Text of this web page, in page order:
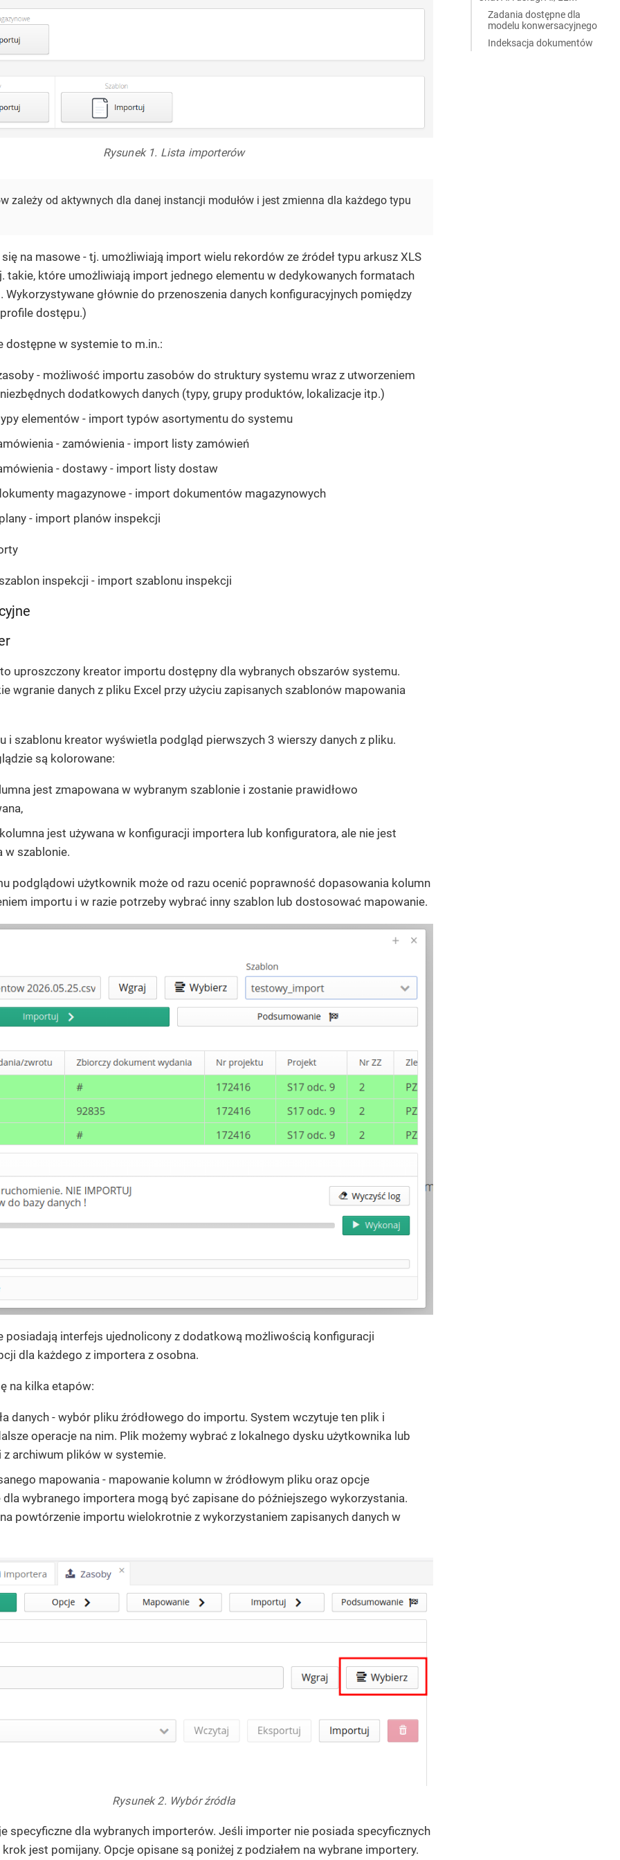
Zadania dostępne dla
modelu konwersacyjnego
Indeksacja dokumentów
Rysunek 1. Lista importerów
zależy od aktywnych dla danej instancji modułów i jest zmienna dla każdego typu
na masowe - tj. umożliwiają import wielu rekordów ze źródeł typu arkusz XLS
takie, które umożliwiają import jednego elementu w dedykowanych formatach
Wykorzystywane głównie do przenoszenia danych konfiguracyjnych pomiędzy
dostępu.)
dostępne w systemie to m.in.:
- możliwość importu zasobów do struktury systemu wraz z utworzeniem
dodatkowych danych (typy, grupy produktów, lokalizacje itp.)
elementów - import typów asortymentu do systemu
- zamówienia - import listy zamówień
- dostawy - import listy dostaw
magazynowe - import dokumentów magazynowych
- import planów inspekcji
inspekcji - import szablonu inspekcji
uproszczony kreator importu dostępny dla wybranych obszarów systemu.
wgranie danych z pliku Excel przy użyciu zapisanych szablonów mapowania
i szablonu kreator wyświetla podgląd pierwszych 3 wierszy danych z pliku.
są kolorowane:
jest zmapowana w wybranym szablonie i zostanie prawidłowo
jest używana w konfiguracji importera lub konfiguratora, ale nie jest
w szablonie.
podglądowi użytkownik może od razu ocenić poprawność dopasowania kolumn
importu i w razie potrzeby wybrać inny szablon lub dostosować mapowanie.
posiadają interfejs ujednolicony z dodatkową możliwością konfiguracji
dla każdego z importera z osobna.
na kilka etapów:
danych - wybór pliku źródłowego do importu. System wczytuje ten plik i
operacje na nim. Plik możemy wybrać z lokalnego dysku użytkownika lub
z archiwum plików w systemie.
mapowania - mapowanie kolumn w źródłowym pliku oraz opcje
dla wybranego importera mogą być zapisane do późniejszego wykorzystania.
powtórzenie importu wielokrotnie z wykorzystaniem zapisanych danych w
Rysunek 2. Wybór źródła
specyficzne dla wybranych importerów. Jeśli importer nie posiada specyficznych
jest pomijany. Opcje opisane są poniżej z podziałem na wybrane importery.